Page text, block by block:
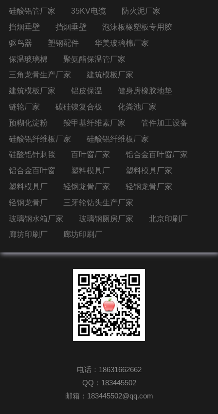
硅酸铝管厂家
35KV电缆
防火泥厂家
挡烟垂壁
挡烟垂壁
泡沫板橡塑板专用胶
驱鸟器
塑钢配件
华美玻璃棉厂家
保温玻璃棉
聚氨酯保温管厂家
三角龙骨生产厂家
建筑模板厂家
建筑模板厂家
铝皮保温
健身房橡胶地垫
链轮厂家
碳硅镍复合板
化粪池厂家
预糊化淀粉
羧甲基纤维素厂家
管件加工设备
硅酸铝纤维板厂家
硅酸铝纤维板厂家
硅酸铝针刺毯
百叶窗厂家
铝合金百叶窗厂家
铝合金百叶窗
塑料模具厂
塑料模具厂家
塑料模具厂
轻钢龙骨厂家
轻钢龙骨厂家
轻钢龙骨厂
三牙轮钻头生产厂家
玻璃钢水箱厂家
玻璃钢厕房厂家
北京印刷厂
廊坊印刷厂
廊坊印刷厂
电话：18631662662
QQ：183445502
邮箱：183445502@qq.com